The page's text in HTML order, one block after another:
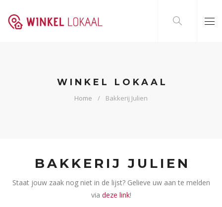
WINKEL LOKAAL
Home Bakkerij Julien
BAKKERIJ JULIEN
Staat jouw zaak nog niet in de lijst? Gelieve uw aan te melden
via deze link!